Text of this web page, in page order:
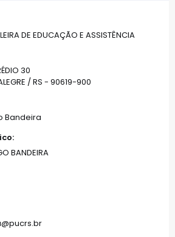
DE EDUCAÇÃO E ASSISTÊNCIA
30
/ RS - 90619-900
Bandeira
BANDEIRA